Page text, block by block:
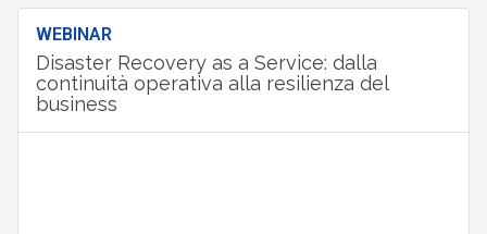
WEBINAR
Disaster Recovery as a Service: dalla
continuità operativa alla resilienza del
business